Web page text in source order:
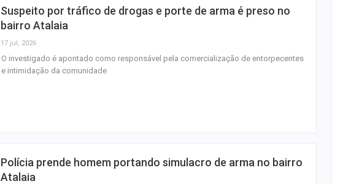
Suspeito por tráfico de drogas e porte de arma é preso no
bairro Atalaia
17 jul, 2026
O investigado é apontado como responsável pela comercialização de entorpecentes
e intimidação da comunidade
Polícia prende homem portando simulacro de arma no bairro
Atalaia
Prouni 2026: divulgado o
resultado de nova
Produção de petróleo em